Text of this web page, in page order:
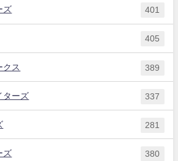
ズ 401
405
クス 389
ターズ 337
281
ズ 380